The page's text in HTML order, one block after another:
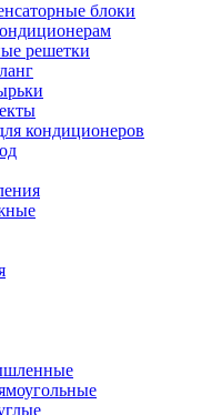
блоки
решетки
кондиционеров